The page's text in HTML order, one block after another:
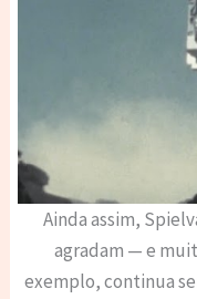
Ainda assim,
agradam — e
exemplo, continua